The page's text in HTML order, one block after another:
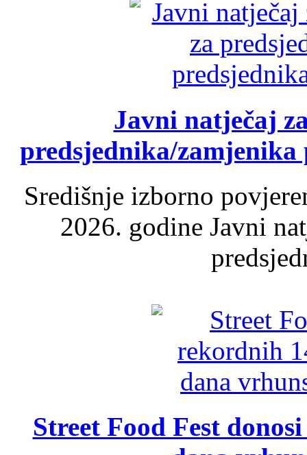
Javni natječaj
predsjednika/
Središnje izborno
2026. godine Javni
Street Food Fest